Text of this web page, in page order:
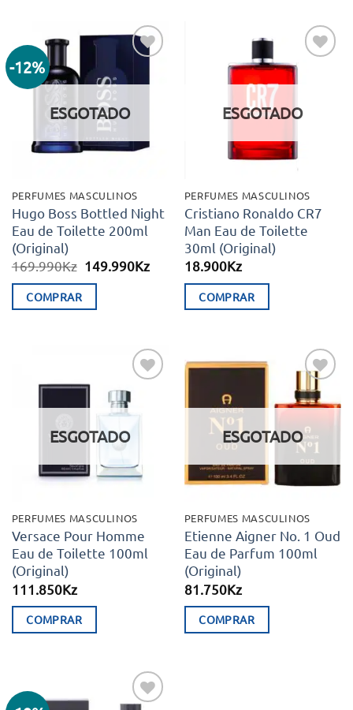
-12%
Adicionar
aos meus
ESGOTADO
PERFUMES MASCULINOS
Hugo Boss Bottled Night
Eau de Toilette 200ml
(Original)
169.990Kz O
era:
149.990KzO
COMPRAR
Adicionar
aos meus
ESGOTADO
PERFUMES MASCULINOS
Cristiano Ronaldo CR7
Man Eau de Toilette
30ml (Original)
18.900Kz
COMPRAR
Adicionar
aos meus
ESGOTADO
PERFUMES MASCULINOS
Versace Pour Homme
Eau de Toilette 100ml
(Original)
111.850Kz
COMPRAR
Adicionar
aos meus
ESGOTADO
PERFUMES MASCULINOS
Etienne Aigner No. 1 Oud
Eau de Parfum 100ml
(Original)
81.750Kz
COMPRAR